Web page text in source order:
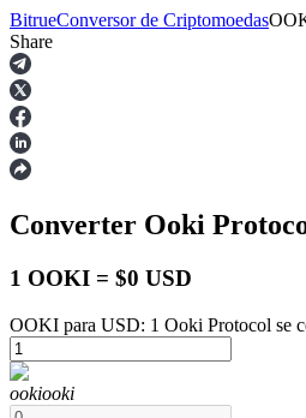
Futuros
Futuros de USDT
Futuros usando USDT como
BitrueConversor de Criptomoedas
Share
Converter Ooki
1 OOKI = $0 USD
OOKI para USD: 1 Ooki Protocol se
ookiooki